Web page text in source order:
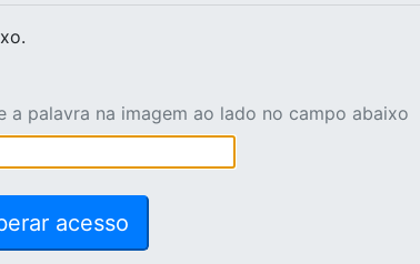
a palavra na imagem ao lado no campo abaixo